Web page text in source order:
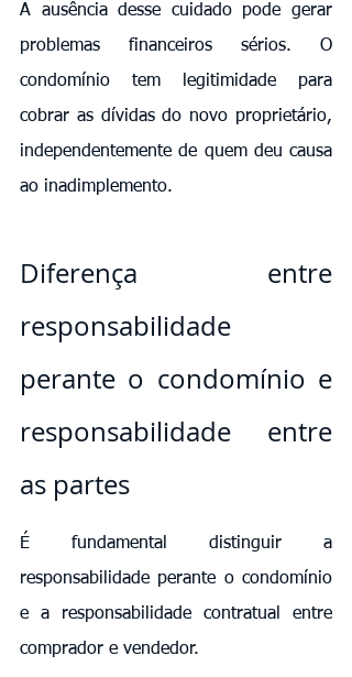
A ausência desse cuidado pode gerar
problemas financeiros sérios. O
condomínio tem legitimidade para
cobrar as dívidas do novo proprietário,
independentemente de quem deu causa
ao inadimplemento.
Diferença entre
responsabilidade
perante o condomínio e
responsabilidade entre
as partes
É fundamental distinguir a
responsabilidade perante o condomínio
e a responsabilidade contratual entre
comprador e vendedor.